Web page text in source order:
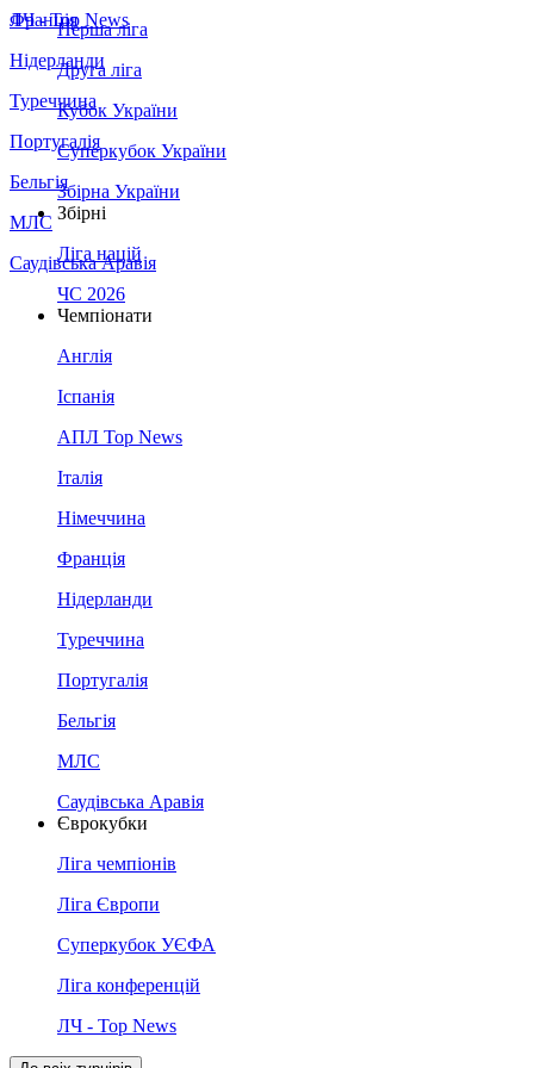
Франція
Нідерланди
Туреччина
Португалія
Бельгія
МЛС
Саудівська Аравія
ЛЧ - Top News
Перша ліга
Друга ліга
Кубок України
Суперкубок України
Збірна України
Збірні
Ліга націй
ЧС 2026
Чемпіонати
Англія
Іспанія
АПЛ Top News
Італія
Німеччина
Франція
Нідерланди
Туреччина
Португалія
Бельгія
МЛС
Саудівська Аравія
Єврокубки
Ліга чемпіонів
Ліга Європи
Суперкубок УЄФА
Ліга конференцій
ЛЧ - Top News